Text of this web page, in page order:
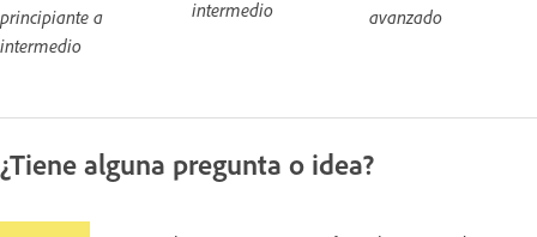
principiante a
intermedio
intermedio
avanzado
¿Tiene alguna pregunta o idea?